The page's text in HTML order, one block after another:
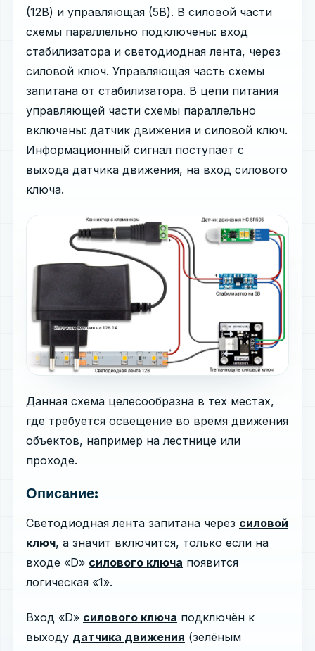
(12В) и управляющая (5В). В силовой части
схемы параллельно подключены: вход
стабилизатора и светодиодная лента, через
силовой ключ. Управляющая часть схемы
запитана от стабилизатора. В цепи питания
управляющей части схемы параллельно
включены: датчик движения и силовой ключ.
Информационный сигнал поступает с
выхода датчика движения, на вход силового
ключа.
Данная схема целесообразна в тех местах,
где требуется освещение во время движения
объектов, например на лестнице или
проходе.
Описание:
Светодиодная лента запитана через силовой
ключ, а значит включится, только если на
входе «D» силового ключа появится
логическая «1».
Вход «D» силового ключа подключён к
выходу датчика движения (зелёным